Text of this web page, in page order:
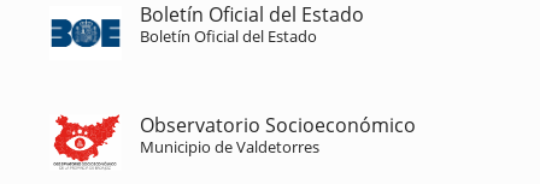
Boletín Oficial del Estado
Boletín Oficial del Estado
Observatorio Socioeconómico
Municipio de Valdetorres